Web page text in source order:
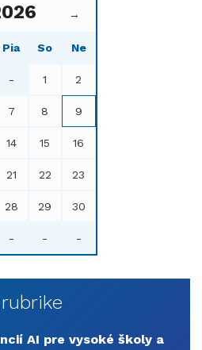
→
Pia So Ne
- 1 2
7 8 9
14 15 16
21 22 23
28 29 30
- - -
AI pre vysoké školy a